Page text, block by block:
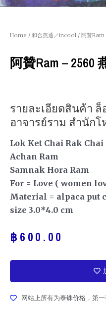
Home / 和合燕通／incool / 阿贊Ram
阿贊Ram – 2560
รายละเอียดสินค้า
อาจารย์ราม สำนักโ
Lok Ket Chai Rak Chai
Achan Ram
Samnak Hora Ram
For = Love ( women
Material = alpaca put
size 3.0*4.0 cm
฿ 600.00
网站上所有为泰铢价格，第